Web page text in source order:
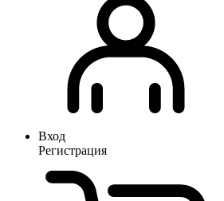
Вход
Регистрация